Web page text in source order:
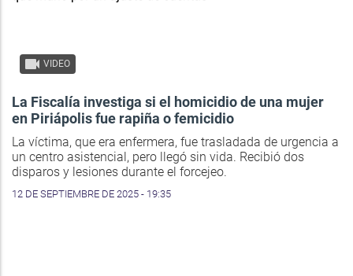
VIDEO
La Fiscalía investiga si el homicidio de una mujer
en Piriápolis fue rapiña o femicidio
La víctima, que era enfermera, fue trasladada de urgencia a
un centro asistencial, pero llegó sin vida. Recibió dos
disparos y lesiones durante el forcejeo.
12 DE SEPTIEMBRE DE 2025 - 19:35